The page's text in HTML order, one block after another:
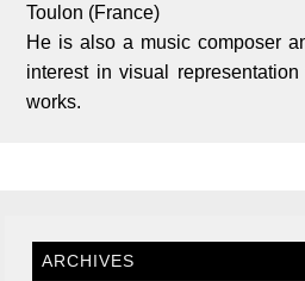
Toulon (France)
He is also a music composer
interest in visual
works.
ARCHIVES